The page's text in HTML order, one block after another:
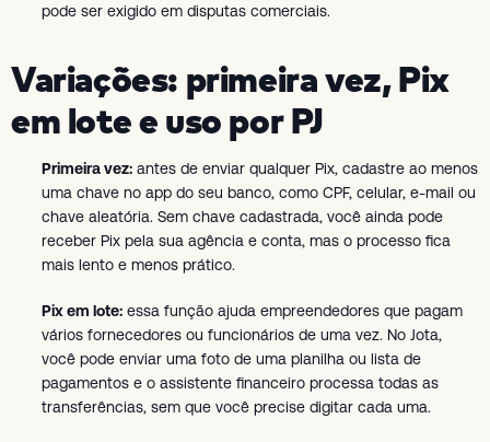
pode ser exigido em disputas comerciais.
Variações: primeira vez, Pix
em lote e uso por PJ
Primeira vez: antes de enviar qualquer Pix, cadastre ao menos
uma chave no app do seu banco, como CPF, celular, e-mail ou
chave aleatória. Sem chave cadastrada, você ainda pode
receber Pix pela sua agência e conta, mas o processo fica
mais lento e menos prático.
Pix em lote: essa função ajuda empreendedores que pagam
vários fornecedores ou funcionários de uma vez. No Jota,
você pode enviar uma foto de uma planilha ou lista de
pagamentos e o assistente financeiro processa todas as
transferências, sem que você precise digitar cada uma.